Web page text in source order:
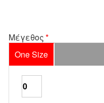
Μέγεθος
One Size